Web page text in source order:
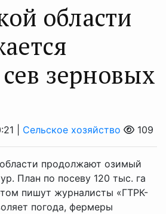
области
зерновых
| Сельское хозяйство 109
продолжают озимый
План по посеву 120 тыс. га
пишут журналисты «ГТРК-
погода, фермеры